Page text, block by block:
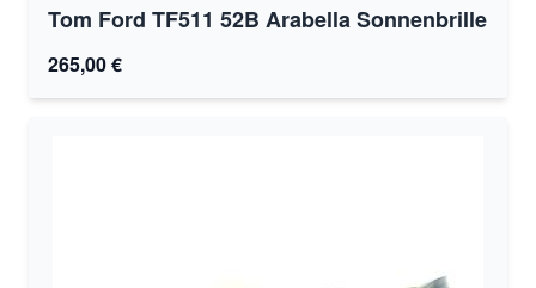
Tom Ford TF511 52B Arabella Sonnenbrille
265,00 €